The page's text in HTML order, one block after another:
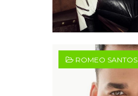
ROMEO SANTOS